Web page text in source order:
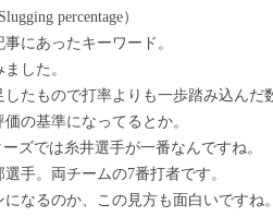
percentage）
にあったキーワード。
した。
たもので打率よりも一歩踏み込んだ
の基準になってるとか。
ズでは糸井選手が一番なんですね。
手。両チームの7番打者です。
なるのか、この見方も面白いですね。